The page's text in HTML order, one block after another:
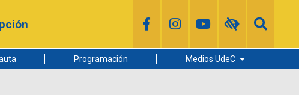
Programación Medios UdeC